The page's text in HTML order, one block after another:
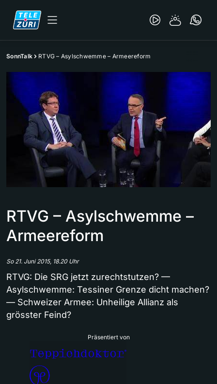
SonnTalk RTVG – Asylschwemme – Armeereform
RTVG – Asylschwemme –
Armeereform
So 21. Juni 2015, 18.20 Uhr
RTVG: Die SRG jetzt zurechtstutzen? —
Asylschwemme: Tessiner Grenze dicht machen?
— Schweizer Armee: Unheilige Allianz als
grösster Feind?
Präsentiert von